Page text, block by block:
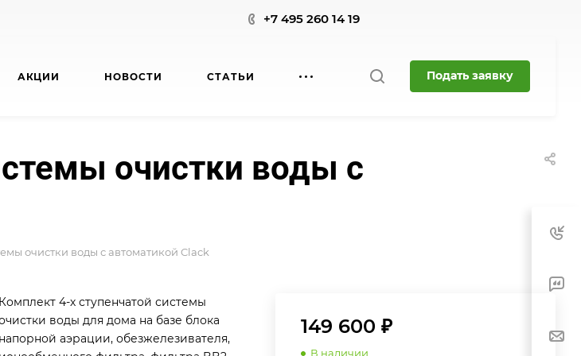
+7 495 260 14 19
АКЦИИ НОВОСТИ СТАТЬИ Подать заявку
очистки воды с
очистки воды с автоматикой Clack
149 600 ₽
В наличии
Комплект 4-х ступенчатой системы
воды для дома на базе блока
напорной аэрации, обезжелезивателя,